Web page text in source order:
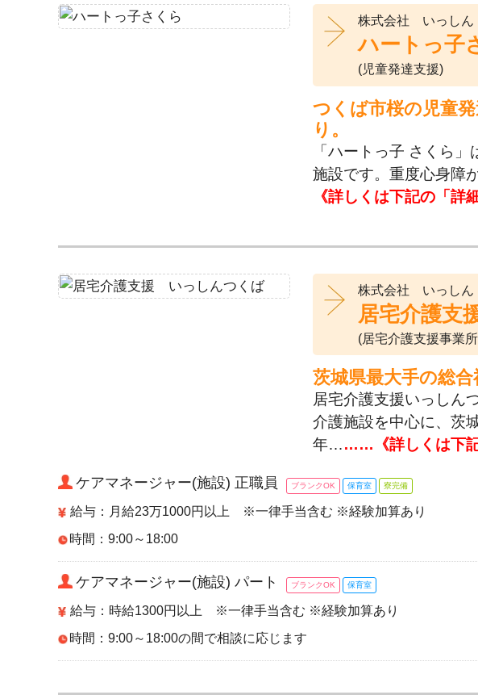
株式会社 いっしん
ハートっ子
(児童発達支援)
つくば市桜の児童
り。
「ハートっ子 さくら
施設です。重度心身障
《詳しくは下記の「詳
株式会社 いっしん
居宅介護
(居宅介護支援事業
茨城県最大手の総
居宅介護支援いっしん
介護施設を中心に、茨
年………《詳しくは下記
ケアマネージャー(施設) 正職員 ブランクOK 保育室 寮完備
給与：月給23万1000円以上 ※一律手当含む ※経験加算あり
時間：9:00～18:00
ケアマネージャー(施設) パート ブランクOK 保育室
給与：時給1300円以上 ※一律手当含む ※経験加算あり
時間：9:00～18:00の間で相談に応じます